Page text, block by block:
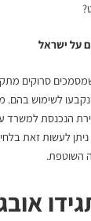
על ישראל
שמסמכים סרוקים
לשימוש בהם.
הנכנסת למשרד
לעשות זאת
השוטפת.